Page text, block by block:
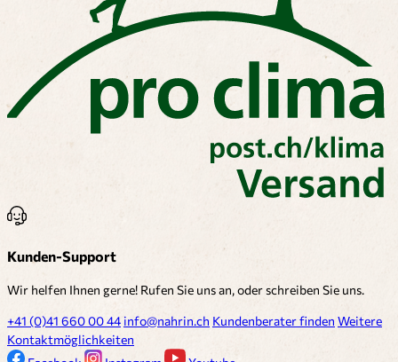
Kunden-Support
Wir helfen Ihnen gerne! Rufen Sie uns an, oder schreiben Sie uns.
+41 (0)41 660 00 44 info@nahrin.ch Kundenberater finden Weitere
Kontaktmöglichkeiten